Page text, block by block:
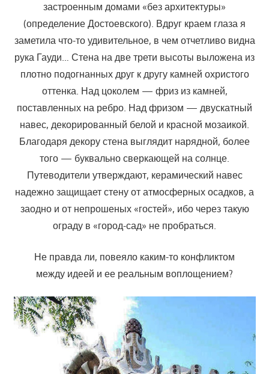
застроенным домами «без архитектуры»
(определение Достоевского). Вдруг краем глаза я
заметила что-то удивительное, в чем отчетливо видна
рука Гауди… Стена на две трети высоты выложена из
плотно подогнанных друг к другу камней охристого
оттенка. Над цоколем — фриз из камней,
поставленных на ребро. Над фризом — двускатный
навес, декорированный белой и красной мозаикой.
Благодаря декору стена выглядит нарядной, более
того — буквально сверкающей на солнце.
Путеводители утверждают, керамический навес
надежно защищает стену от атмосферных осадков, а
заодно и от непрошеных «гостей», ибо через такую
ограду в «город-сад» не пробраться.
Не правда ли, повеяло каким-то конфликтом
между идеей и ее реальным воплощением?